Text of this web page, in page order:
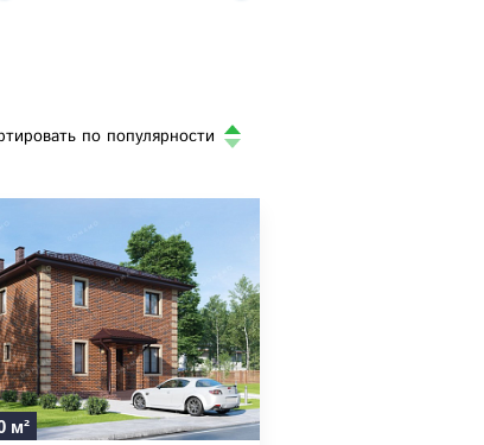
по популярности
м²